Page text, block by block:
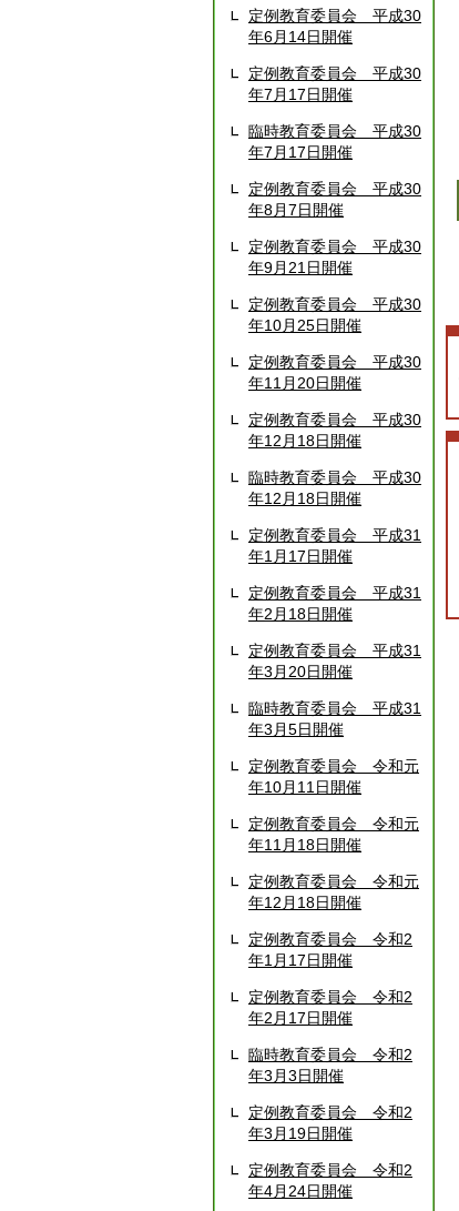
定例教育委員会 平成30
年6月14日開催
定例教育委員会 平成30
年7月17日開催
臨時教育委員会 平成30
年7月17日開催
定例教育委員会 平成30
年8月7日開催
定例教育委員会 平成30
年9月21日開催
定例教育委員会 平成30
年10月25日開催
定例教育委員会 平成30
年11月20日開催
定例教育委員会 平成30
年12月18日開催
臨時教育委員会 平成30
年12月18日開催
定例教育委員会 平成31
年1月17日開催
定例教育委員会 平成31
年2月18日開催
定例教育委員会 平成31
年3月20日開催
臨時教育委員会 平成31
年3月5日開催
定例教育委員会 令和元
年10月11日開催
定例教育委員会 令和元
年11月18日開催
定例教育委員会 令和元
年12月18日開催
定例教育委員会 令和2
年1月17日開催
定例教育委員会 令和2
年2月17日開催
臨時教育委員会 令和2
年3月3日開催
定例教育委員会 令和2
年3月19日開催
定例教育委員会 令和2
年4月24日開催